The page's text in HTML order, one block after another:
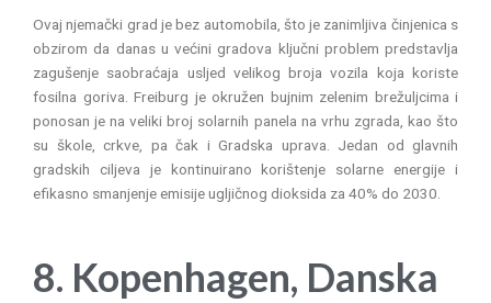
Ovaj njemački grad je bez automobila, što je zanimljiva činjenica s
obzirom da danas u većini gradova ključni problem predstavlja
zagušenje saobraćaja usljed velikog broja vozila koja koriste
fosilna goriva. Freiburg je okružen bujnim zelenim brežuljcima i
ponosan je na veliki broj solarnih panela na vrhu zgrada, kao što
su škole, crkve, pa čak i Gradska uprava. Jedan od glavnih
gradskih ciljeva je kontinuirano korištenje solarne energije i
efikasno smanjenje emisije ugljičnog dioksida za 40% do 2030.
8. Kopenhagen, Danska